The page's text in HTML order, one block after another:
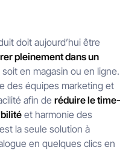
doit aujourd’hui être
pleinement dans un
en magasin ou en ligne.
des équipes marketing et
afin de réduire le time-
et harmonie des
la seule solution à
en quelques clics en